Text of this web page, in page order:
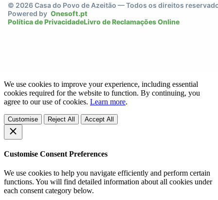
© 2026 Casa do Povo de Azeitão — Todos os direitos
Powered by Onesoft.pt
Política de PrivacidadeLivro de Reclamações Online
We use cookies to improve your experience, including essential
cookies required for the website to function. By continuing, you
agree to our use of cookies. Learn more.
Customise Reject All Accept All
Customise Consent Preferences
We use cookies to help you navigate efficiently and perform certain
functions. You will find detailed information about all cookies under
each consent category below.